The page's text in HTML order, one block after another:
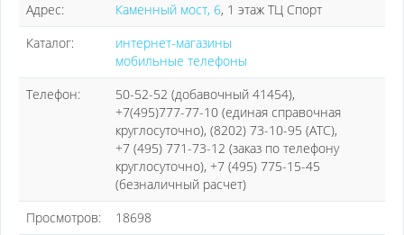
Адрес:
Каменный мост, 6, 1 этаж ТЦ Спорт
Каталог:
интернет-магазины
мобильные телефоны
Телефон:
50-52-52 (добавочный 41454),
+7(495)777-77-10 (единая справочная
круглосуточно), (8202) 73-10-95 (АТС),
+7 (495) 771-73-12 (заказ по телефону
круглосуточно), +7 (495) 775-15-45
(безналичный расчет)
Просмотров:
18698